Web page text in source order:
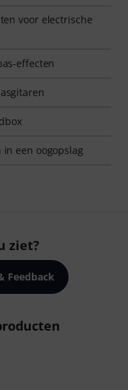
voor electrische
effecten
een oogopslag
ziet?
Feedback